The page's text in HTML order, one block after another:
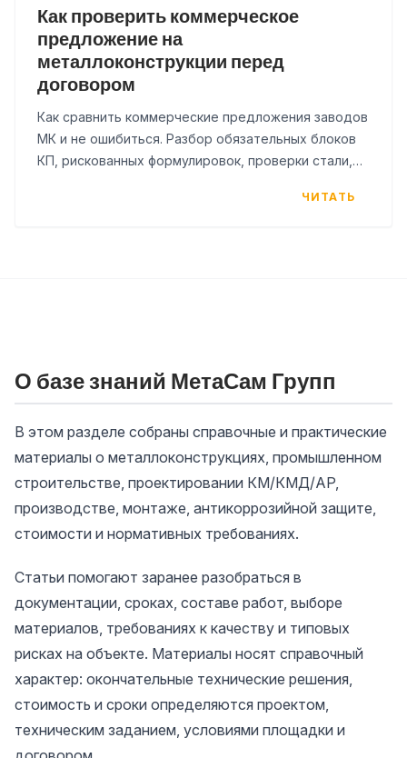
Как проверить коммерческое
предложение на
металлоконструкции перед
договором
Как сравнить коммерческие предложения заводов
МК и не ошибиться. Разбор обязательных блоков
КП, рискованных формулировок, проверки стали,
ЧИТАТЬ
О базе знаний МетаСам Групп
В этом разделе собраны справочные и практические
материалы о металлоконструкциях, промышленном
строительстве, проектировании КМ/КМД/АР,
производстве, монтаже, антикоррозийной защите,
стоимости и нормативных требованиях.
Статьи помогают заранее разобраться в
документации, сроках, составе работ, выборе
материалов, требованиях к качеству и типовых
рисках на объекте. Материалы носят справочный
характер: окончательные технические решения,
стоимость и сроки определяются проектом,
техническим заданием, условиями площадки и